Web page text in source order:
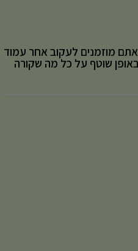
מוזמנים לעקוב אחר עמוד
שוטף על כל מה שקורה